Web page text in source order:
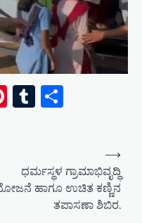
Pinterest
Tumblr
ಧರ್ಮಸ್ಥಳ ಗ್ರಾಮಾಭಿವೃದ್ಧಿ
ಹಾಗೂ ಉಚಿತ ಕಣ್ಣಿನ
ತಪಾಸಣಾ ಶಿಬಿರ.
⟶